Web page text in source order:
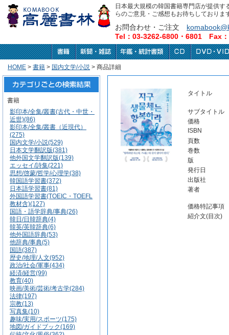
日本最大規模の韓国書籍専門店が提供
らのご意見・ご感想もお待ちしておりま
お問合わせ・ご注文
Tel：03-3262-6800・6801 Fax
HOME > 書籍 > 国内文学/小説 > 商品詳細
書籍
影印本/全集/叢書(古代・中世・
近世)(86)
影印本/全集/叢書（近現代）
(275)
国内文学/小説(529)
日本文学翻訳版(381)
他外国文学翻訳版(139)
エッセイ/詩集(221)
思想/啓蒙/哲学/心理学(38)
韓国語学習書(372)
日本語学習書(81)
外国語学習書(TOEIC・TOEFL
教材含)(127)
国語・語学辞典/事典(26)
韓日/日韓辞典(4)
韓英/英韓辞典(6)
他外国語辞典(53)
他辞典/事典(5)
国語(387)
歴史/地理/人文(952)
政治/社会/軍事(434)
経済/経営(99)
教育(40)
映画/美術/芸術/考古学(284)
法律(197)
宗教(13)
写真集(10)
趣味/実用/スポーツ(175)
地図/ガイドブック(169)
タイトル
サブタイトル
価格
ISBN
頁数
巻数
版
発行日
出版社
著者
価格特記事項
紹介文(目次)